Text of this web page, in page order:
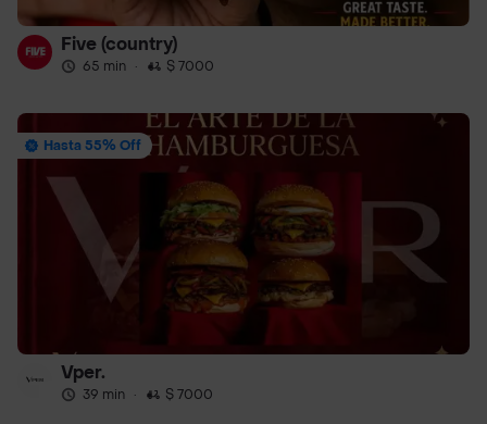
Five (country)
65 min · $ 7000
Hasta 55% Off
Vper.
39 min · $ 7000